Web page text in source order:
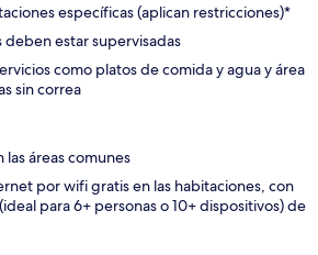
específicas (aplican restricciones)*
deben estar supervisadas
como platos de comida y agua y área
sin correa
áreas comunes
por wifi gratis en las habitaciones, con
para 6+ personas o 10+ dispositivos) de